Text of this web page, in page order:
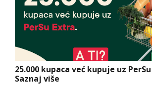
25.000 kupaca već kupuje uz
Saznaj više